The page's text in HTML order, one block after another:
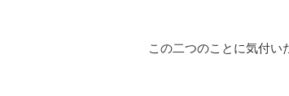
この二つのことに気付い